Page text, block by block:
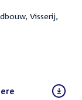
Visserij,